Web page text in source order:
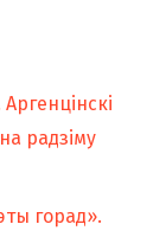
радзіму
горад».